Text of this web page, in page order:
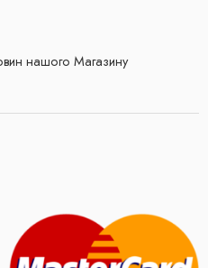
нашого Магазину